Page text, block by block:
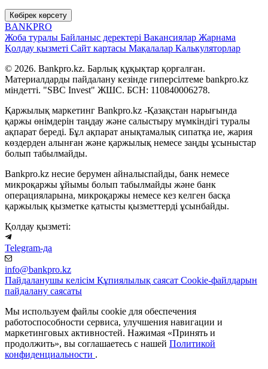
Көбірек көрсету
BANKPRO
Жоба туралы Байланыс деректері Вакансиялар Жарнама
Қолдау қызметі Сайт картасы Мақалалар Калькуляторлар
© 2026. Bankpro.kz. Барлық құқықтар қорғалған.
Материалдарды пайдалану кезінде гиперсілтеме bankpro.kz
міндетті. "SBC Invest" ЖШС. БСН: 110840006278.
Қаржылық маркетинг Bankpro.kz -Қазақстан нарығында
қаржы өнімдерін таңдау және салыстыру мүмкіндігі туралы
ақпарат береді. Бұл ақпарат анықтамалық сипатқа ие, жария
көздерден алынған және қаржылық немесе заңды ұсыныстар
болып табылмайды.
Bankpro.kz несие берумен айналыспайды, банк немесе
микроқаржы ұйымы болып табылмайды және банк
операцияларына, микроқаржы немесе кез келген басқа
қаржылық қызметке қатысты қызметтерді ұсынбайды.
Қолдау қызметі:
Telegram-да
info@bankpro.kz
Пайдаланушы келісім Құпиялылық саясат Cookie-файлдарын
пайдалану саясаты
Мы используем файлы cookie для обеспечения
работоспособности сервиса, улучшения навигации и
маркетинговых активностей. Нажимая «Принять и
продолжить», вы соглашаетесь с нашей Политикой
конфиденциальности .